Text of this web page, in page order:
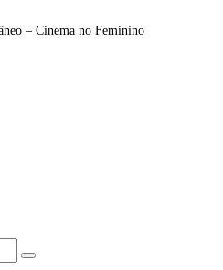
– Cinema no Feminino